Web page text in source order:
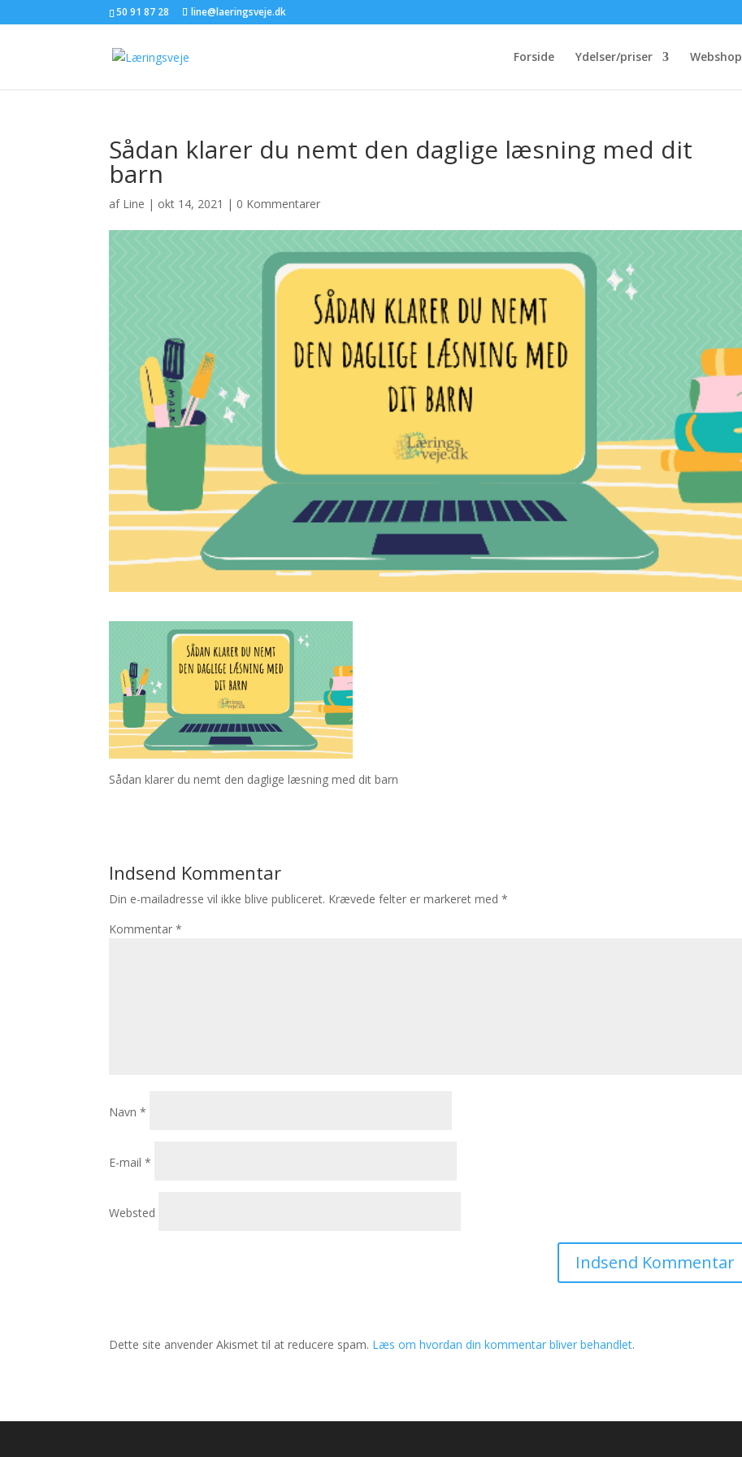
50 91 87 28 line@laeringsveje.dk
Forside Ydelser/priser Webshop
Sådan klarer du nemt den daglige læsning med dit
barn
af Line | okt 14, 2021 | 0 Kommentarer
Sådan klarer du nemt den daglige læsning med dit barn
Indsend Kommentar
Din e-mailadresse vil ikke blive publiceret. Krævede felter er markeret med*
Kommentar*
Navn*
E-mail*
Websted
Dette site anvender Akismet til at reducere spam. Læs om hvordan din kommentar bliver behandlet.